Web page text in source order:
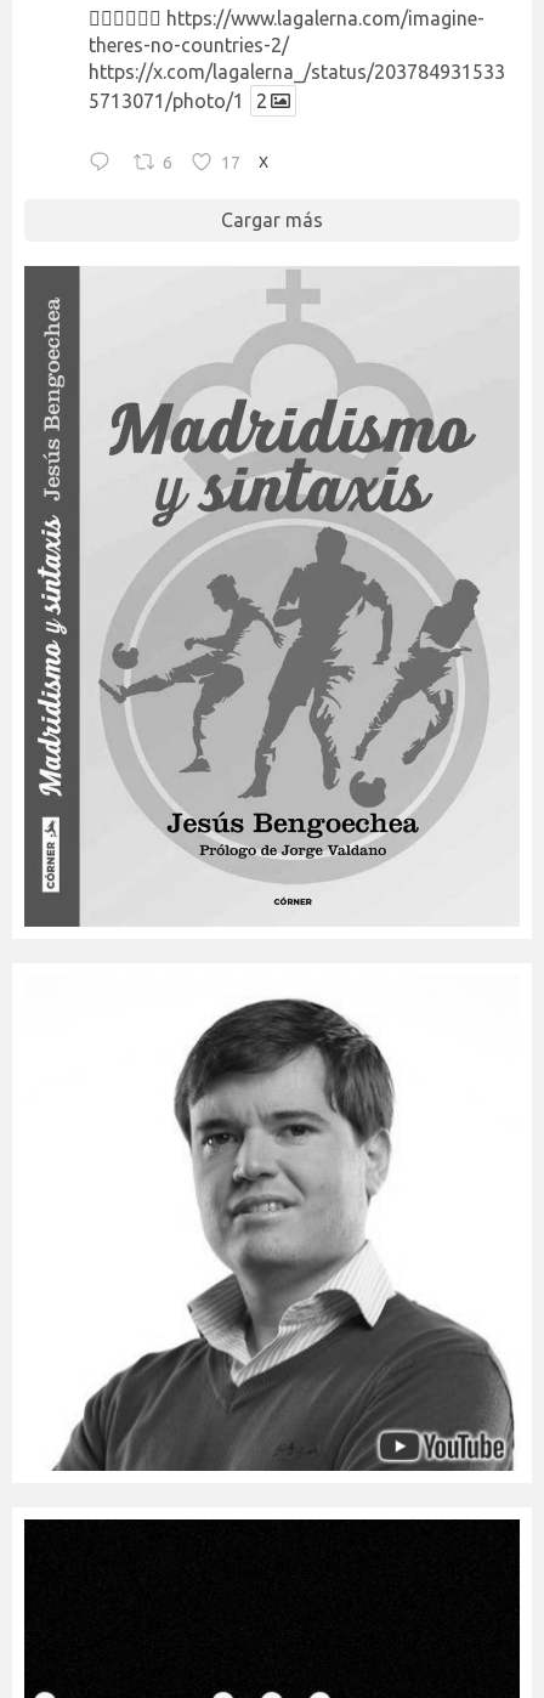
👉🏻👉🏻👉🏻 https://www.lagalerna.com/imagine-
theres-no-countries-2/
https://x.com/lagalerna_/status/203784931533
5713071/photo/1
2
6 17 X
Cargar más